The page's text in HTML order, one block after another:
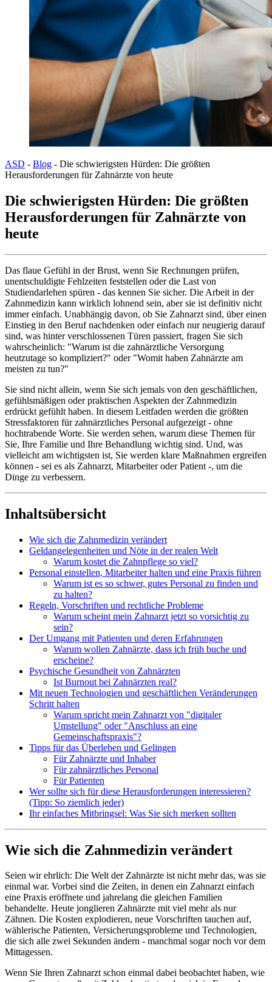
ASD - Blog - Die schwierigsten Hürden: Die größten
Herausforderungen für Zahnärzte von heute
Die schwierigsten Hürden: Die größten
Herausforderungen für Zahnärzte von
heute
Das flaue Gefühl in der Brust, wenn Sie Rechnungen prüfen,
unentschuldigte Fehlzeiten feststellen oder die Last von
Studiendarlehen spüren - das kennen Sie sicher. Die Arbeit in der
Zahnmedizin kann wirklich lohnend sein, aber sie ist definitiv nicht
immer einfach. Unabhängig davon, ob Sie Zahnarzt sind, über einen
Einstieg in den Beruf nachdenken oder einfach nur neugierig darauf
sind, was hinter verschlossenen Türen passiert, fragen Sie sich
wahrscheinlich: "Warum ist die zahnärztliche Versorgung
heutzutage so kompliziert?" oder "Womit haben Zahnärzte am
meisten zu tun?"
Sie sind nicht allein, wenn Sie sich jemals von den geschäftlichen,
gefühlsmäßigen oder praktischen Aspekten der Zahnmedizin
erdrückt gefühlt haben. In diesem Leitfaden werden die größten
Stressfaktoren für zahnärztliches Personal aufgezeigt - ohne
hochtrabende Worte. Sie werden sehen, warum diese Themen für
Sie, Ihre Familie und Ihre Behandlung wichtig sind. Und, was
vielleicht am wichtigsten ist, Sie werden klare Maßnahmen ergreifen
können - sei es als Zahnarzt, Mitarbeiter oder Patient -, um die
Dinge zu verbessern.
Inhaltsübersicht
Wie sich die Zahnmedizin verändert
Geldangelegenheiten und Nöte in der realen Welt
Warum kostet die Zahnpflege so viel?
Personal einstellen, Mitarbeiter halten und eine Praxis führen
Warum ist es so schwer, gutes Personal zu finden und
zu halten?
Regeln, Vorschriften und rechtliche Probleme
Warum scheint mein Zahnarzt jetzt so vorsichtig zu
sein?
Der Umgang mit Patienten und deren Erfahrungen
Warum wollen Zahnärzte, dass ich früh buche und
erscheine?
Psychische Gesundheit von Zahnärzten
Ist Burnout bei Zahnärzten real?
Mit neuen Technologien und geschäftlichen Veränderungen
Schritt halten
Warum spricht mein Zahnarzt von "digitaler
Umstellung" oder "Anschluss an eine
Gemeinschaftspraxis"?
Tipps für das Überleben und Gelingen
Für Zahnärzte und Inhaber
Für zahnärztliches Personal
Für Patienten
Wer sollte sich für diese Herausforderungen interessieren?
(Tipp: So ziemlich jeder)
Ihr einfaches Mitbringsel: Was Sie sich merken sollten
Wie sich die Zahnmedizin verändert
Seien wir ehrlich: Die Welt der Zahnärzte ist nicht mehr das, was sie
einmal war. Vorbei sind die Zeiten, in denen ein Zahnarzt einfach
eine Praxis eröffnete und jahrelang die gleichen Familien
behandelte. Heute jonglieren Zahnärzte mit viel mehr als nur
Zähnen. Die Kosten explodieren, neue Vorschriften tauchen auf,
wählerische Patienten, Versicherungsprobleme und Technologien,
die sich alle zwei Sekunden ändern - manchmal sogar noch vor dem
Mittagessen.
Wenn Sie Ihren Zahnarzt schon einmal dabei beobachtet haben, wie